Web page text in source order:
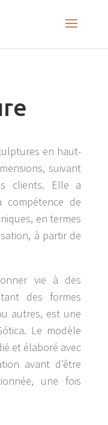
en haut-
suivant
clients. Elle a
de
en termes
à partir de
vie à des
des formes
autres, est une
Le modèle
et élaboré avec
avant d’être
une fois